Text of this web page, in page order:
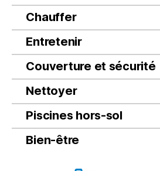
Chauffer
Entretenir
Couverture et sécurité
Nettoyer
Piscines hors-sol
Bien-être